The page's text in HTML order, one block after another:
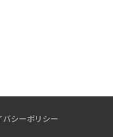
バシーポリシー